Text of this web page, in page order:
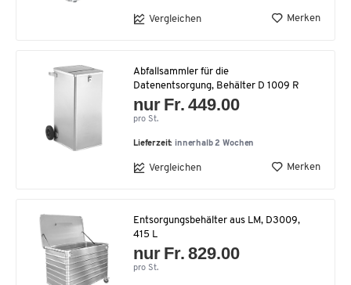
Vergleichen Merken
Abfallsammler für die
Datenentsorgung, Behälter D 1009 R
nur Fr. 449.00
pro St.
Lieferzeit: innerhalb 2 Wochen
Vergleichen Merken
Entsorgungsbehälter aus LM, D3009,
415 L
nur Fr. 829.00
pro St.